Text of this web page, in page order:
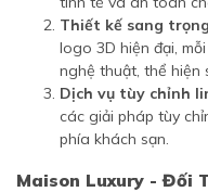
Thiết kế sang
logo 3D hiện đại,
nghệ thuật, thể hiện
Dịch vụ tùy chỉnh
các giải pháp tùy
phía khách sạn.
Maison Luxury - Đối